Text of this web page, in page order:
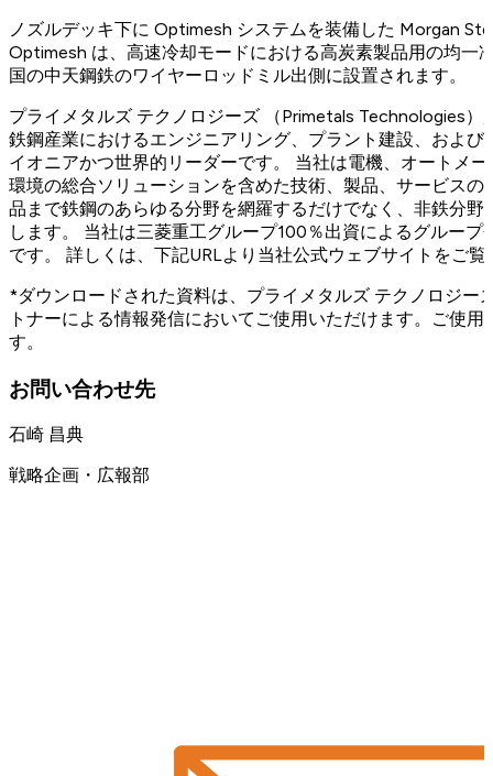
ノズルデッキ下に Optimesh システムを装備した Morgan
Optimesh は、高速冷却モードにおける高炭素製品用の均一
国の中天鋼鉄のワイヤーロッドミル出側に設置されます。
プライメタルズ テクノロジーズ （Primetals Technologies
鉄鋼産業におけるエンジニアリング、プラント建設、およ
イオニアかつ世界的リーダーです。 当社は電機、オートメ
環境の総合ソリューションを含めた技術、製品、サービス
品まで鉄鋼のあらゆる分野を網羅するだけでなく、非鉄分
します。 当社は三菱重工グループ100％出資によるグルー
です。 詳しくは、下記URLより当社公式ウェブサイトをご覧
*ダウンロードされた資料は、プライメタルズ テクノロジー
トナーによる情報発信においてご使用いただけます。ご使
す。
お問い合わせ先
石崎 昌典
戦略企画・広報部